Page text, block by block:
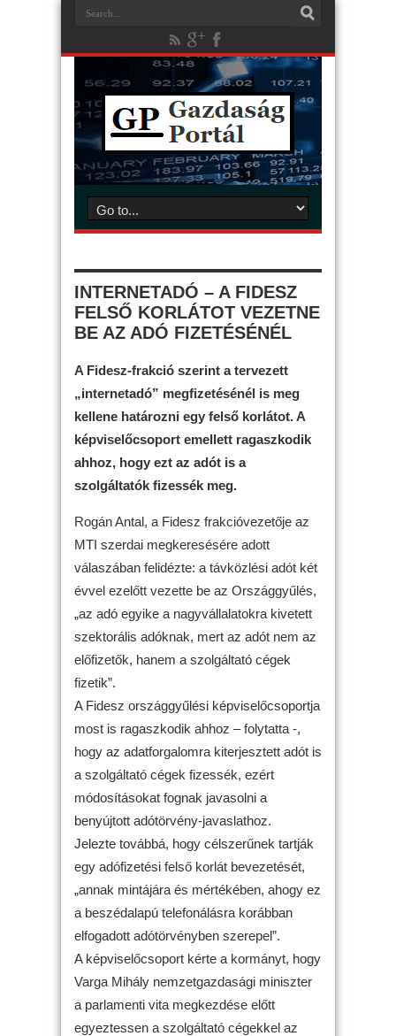
INTERNETADÓ – A FIDESZ
FELSŐ KORLÁTOT VEZETNE
BE AZ ADÓ FIZETÉSÉNÉL
A Fidesz-frakció szerint a tervezett
„internetadó” megfizetésénél is meg
kellene határozni egy felső korlátot. A
képviselőcsoport emellett ragaszkodik
ahhoz, hogy ezt az adót is a
szolgáltatók fizessék meg.
Rogán Antal, a Fidesz frakcióvezetője az
MTI szerdai megkeresésére adott
válaszában felidézte: a távközlési adót két
évvel ezelőtt vezette be az Országgyűlés,
„az adó egyike a nagyvállalatokra kivetett
szektorális adóknak, mert az adót nem az
előfizetők, hanem a szolgáltató cégek
fizetik”.
A Fidesz országgyűlési képviselőcsoportja
most is ragaszkodik ahhoz – folytatta -,
hogy az adatforgalomra kiterjesztett adót is
a szolgáltató cégek fizessék, ezért
módosításokat fognak javasolni a
benyújtott adótörvény-javaslathoz.
Jelezte továbbá, hogy célszerűnek tartják
egy adófizetési felső korlát bevezetését,
„annak mintájára és mértékében, ahogy ez
a beszédalapú telefonálásra korábban
elfogadott adótörvényben szerepel”.
A képviselőcsoport kérte a kormányt, hogy
Varga Mihály nemzetgazdasági miniszter
a parlamenti vita megkezdése előtt
egyeztessen a szolgáltató cégekkel az